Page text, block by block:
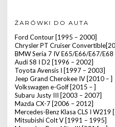
ŻARÓWKI DO AUTA
Ford Contour [1995 – 2000]
Chrysler PT Cruiser
BMW Seria 7 IV E65/E66/E67/
Audi S8 I D2 [1996 – 2002]
Toyota Avensis I [1997 – 2003]
Jeep Grand Cherokee IV [2010 – ]
Volkswagen e-Golf [2015 – ]
Subaru Justy III [2003 – 2007]
Mazda CX-7 [2006 – 2012]
Mercedes-Benz Klasa CLS I W219
Mitsubishi Colt V [1991 – 1995]